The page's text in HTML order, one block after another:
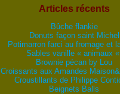
Articles récents
Bûche flankie
Donuts façon saint Michel
Potimarron farci au fromage et
Sables vanille « animaux «
Brownie pécan by Lou
Croissants aux Amandes
Croustillants de Philippe
Beignets Balls